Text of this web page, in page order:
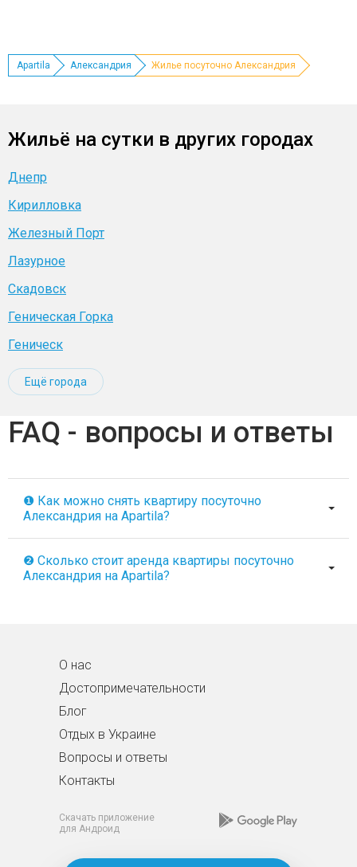
Apartila Александрия Жилье посуточно Александрия
Жильё на сутки в других городах
Днепр
Кирилловка
Железный Порт
Лазурное
Скадовск
Геническая Горка
Геническ
Ещё города
FAQ - вопросы и ответы
❶ Как можно снять квартиру посуточно
Александрия на Apartila?
❷ Сколько стоит аренда квартиры посуточно
Александрия на Apartila?
О нас
Достопримечательности
Блог
Отдых в Украине
Вопросы и ответы
Контакты
Скачать приложение
для Андроид